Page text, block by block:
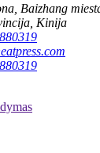
Baizhang
Kinija